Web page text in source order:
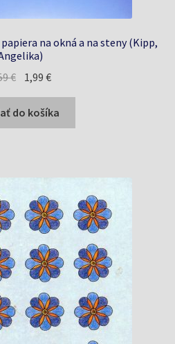
na okná a na steny (Kipp,
€ Pôvodná
cena
bola:
3,59 €.
1,99€Aktuálna
cena
je:
1,99 €.
do košíka